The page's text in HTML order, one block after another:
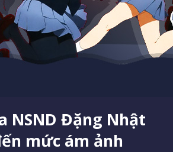
NSND Đặng Nhật
mức ám ảnh